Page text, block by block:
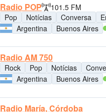
Radio POP
101.5 FM
Pop
Notícias Conversa
Argentina
Buenos Aires
Radio AM 750
Rock Pop Notícias
Argentina
Buenos Aires
Radio María, Córdoba